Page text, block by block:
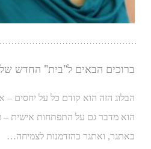
ברוכים הבאים ל"בית" החדש
הבלוג הזה הוא קודם כל על יחסים –
הוא מדבר גם על התפתחות אישית –
כאתגר, ואתגר כהזדמנות לצמיחה…